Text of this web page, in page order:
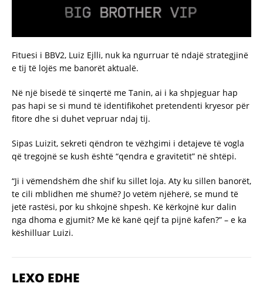
Fituesi i BBV2, Luiz Ejlli, nuk ka ngurruar të ndajë strategjinë
e tij të lojës me banorët aktualë.
Në një bisedë të sinqertë me Tanin, ai i ka shpjeguar hap
pas hapi se si mund të identifikohet pretendenti kryesor për
fitore dhe si duhet vepruar ndaj tij.
Sipas Luizit, sekreti qëndron te vëzhgimi i detajeve të vogla
që tregojnë se kush është “qendra e gravitetit” në shtëpi.
“Ji i vëmendshëm dhe shif ku sillet loja. Aty ku sillen banorët,
te cili mblidhen më shumë? Jo vetëm njëherë, se mund të
jetë rastësi, por ku shkojnë shpesh. Kë kërkojnë kur dalin
nga dhoma e gjumit? Me kë kanë qejf ta pijnë kafen?” – e ka
këshilluar Luizi.
LEXO EDHE